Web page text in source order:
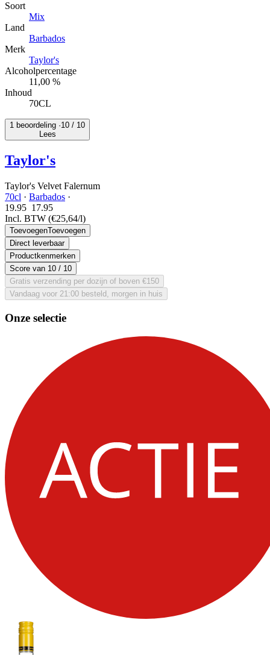
Soort
Mix
Land
Barbados
Merk
Taylor's
Alcoholpercentage
11,00 %
Inhoud
70CL
1 beoordeling ·10 / 10
Lees
Taylor's
Taylor's Velvet Falernum
70cl · Barbados ·
19.95 17.95
Incl. BTW (€25,64/l)
ToevoegenToevoegen
Direct leverbaar
Productkenmerken
Score van 10 / 10
Gratis verzending per dozijn of boven €150
Vandaag voor 21:00 besteld, morgen in huis
Onze selectie